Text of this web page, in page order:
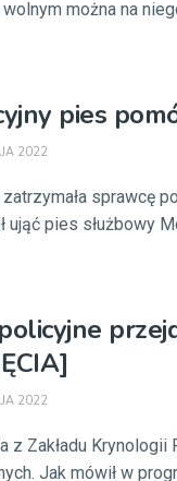
można na
pies
2022
sprawcę
ująć pies służbowy
2022
z Zakładu
Jak mówił w